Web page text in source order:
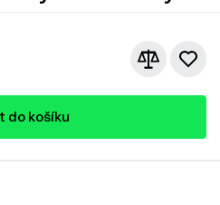
do košíku